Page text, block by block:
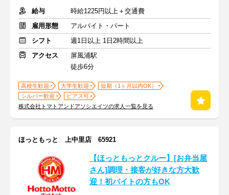
給与
時給1225円以上＋交通費
雇用形態
アルバイト・パート
シフト
週1日以上 1日2時間以上
アクセス
屏風浦駅
徒歩6分
高校生歓迎 大学生歓迎
短期（1ヶ月以内OK）
シルバー歓迎
ピアス可
株式会社トマトアンドアソシエイツの求人一覧を見る
ほっともっと 上中里店 65921
【ほっともっとクルー】[お弁当屋
さん]調理・接客が好きな方大歓
迎！初バイトの方もOK